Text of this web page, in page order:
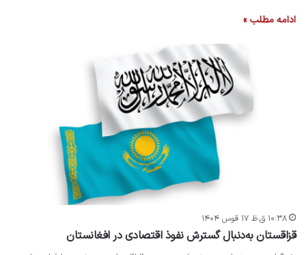
ادامه مطلب »
۱۰:۳۸ ق.ظ ۱۷ قوس ۱۴۰۴
قزاقستان به‌دنبال گسترش نفوذ اقتصادی در افغانستان